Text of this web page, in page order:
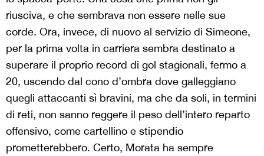
riusciva, e che sembrava non essere nelle sue
corde. Ora, invece, di nuovo al servizio di Simeone,
per la prima volta in carriera sembra destinato a
superare il proprio record di gol stagionali, fermo a
20, uscendo dal cono d’ombra dove galleggiano
quegli attaccanti sì bravini, ma che da soli, in termini
di reti, non sanno reggere il peso dell’intero reparto
offensivo, come cartellino e stipendio
prometterebbero. Certo, Morata ha sempre